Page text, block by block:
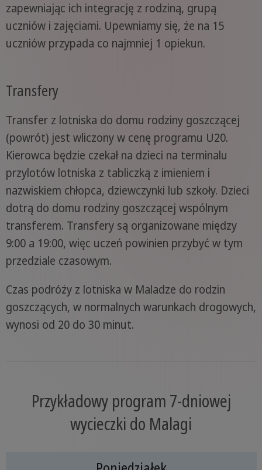
zapewniając ich integrację z rodziną, grupą
uczniów i zajęciami. Upewniamy się, że na 15
uczniów przypada co najmniej 1 opiekun.
Transfery
Transfer z lotniska do domu rodziny goszczącej
(powrót) jest wliczony w cenę programu U20.
Kierowca będzie czekał na dzieci na terminalu
przylotów lotniska z tabliczką z imieniem i
nazwiskiem chłopca, dziewczynki lub szkoły. Dzieci
dotrą do domu rodziny goszczącej wspólnym
transferem. Transfery są organizowane między
9:00 a 19:00, więc uczeń powinien przybyć w tym
przedziale czasowym.
Czas podróży z lotniska w Maladze do rodzin
goszczących, w normalnych warunkach drogowych,
wynosi od 20 do 30 minut.
Przykładowy program 7-dniowej
wycieczki do Malagi